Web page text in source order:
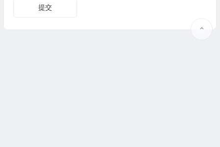
提交